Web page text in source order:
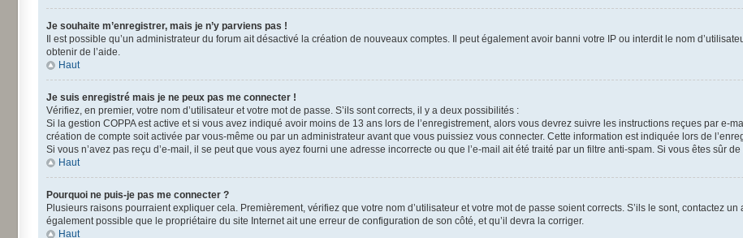
Je souhaite m’enregistrer, mais je n’y parviens pas !
Il est possible qu’un administrateur du forum ait désactivé la création de nouveaux comptes. Il peut également avoir banni votre IP ou interdit le nom
obtenir de l’aide.
Haut
Je suis enregistré mais je ne peux pas me connecter !
Vérifiez, en premier, votre nom d’utilisateur et votre mot de passe. S’ils sont corrects, il y a deux possibilités :
Si la gestion COPPA est active et si vous avez indiqué avoir moins de 13 ans lors de l’enregistrement, alors vous devrez suivre les instructions reçues par e-
création de compte soit activée par vous-même ou par un administrateur avant que vous puissiez vous connecter. Cette information est indiquée lors de
Si vous n’avez pas reçu d’e-mail, il se peut que vous ayez fourni une adresse incorrecte ou que l’e-mail ait été traité par un filtre anti-spam. Si vous êtes sûr
Haut
Pourquoi ne puis-je pas me connecter ?
Plusieurs raisons pourraient expliquer cela. Premièrement, vérifiez que votre nom d’utilisateur et votre mot de passe soient corrects. S’ils le sont, contactez
également possible que le propriétaire du site Internet ait une erreur de configuration de son côté, et qu’il devra la corriger.
Haut